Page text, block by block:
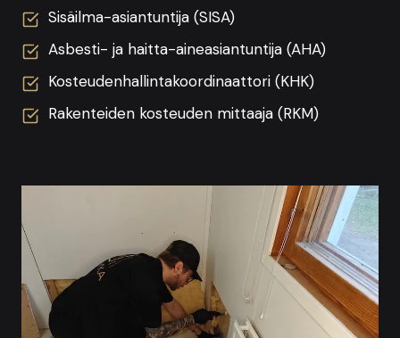
Sisäilma-asiantuntija (SISA)
Asbesti- ja haitta-aineasiantuntija (AHA)
Kosteudenhallintakoordinaattori (KHK)
Rakenteiden kosteuden mittaaja (RKM)